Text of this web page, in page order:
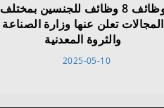
وظائف 8 وظائف للجنسين بمختلف
المجالات تعلن عنها وزارة الصناعة
والثروة المعدنية
2025-05-10